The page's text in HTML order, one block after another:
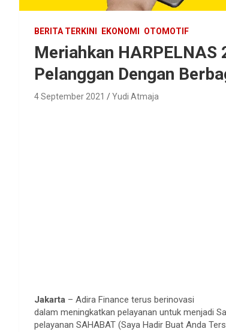
BERITA TERKINI EKONOMI OTOMOTIF
Meriahkan
Pelanggan Dengan
4 September 2021 Yudi Atmaja
Jakarta – Adira Finance terus berinovasi
dalam meningkatkan pelayanan untuk menjadi
pelayanan SAHABAT (Saya Hadir Buat Anda